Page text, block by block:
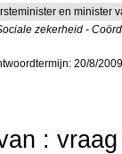
en minister
zekerheid -
20/8/
: